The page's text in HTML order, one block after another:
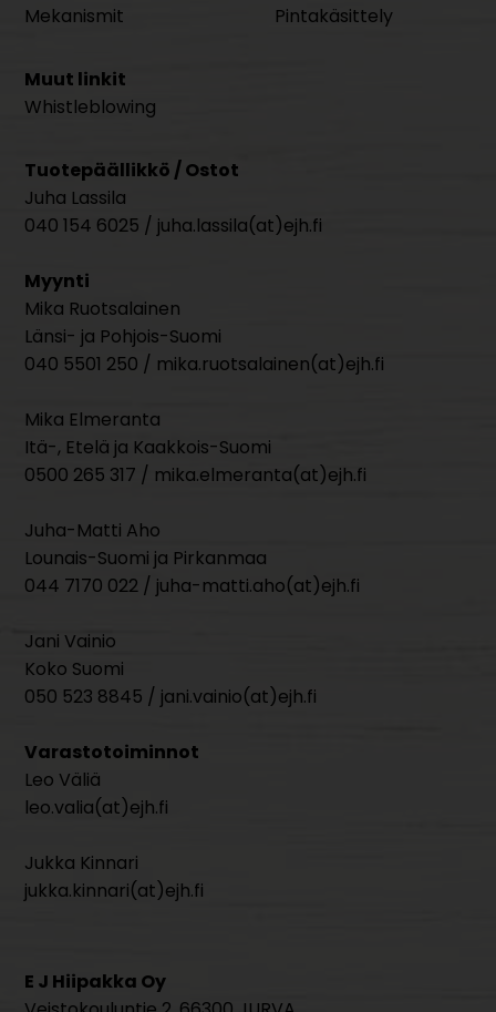
Mekanismit
Pintakäsittely
Muut linkit
Whistleblowing
Tuotepäällikkö / Ostot
Juha Lassila
040 154 6025 / juha.lassila(at)ejh.fi
Myynti
Mika Ruotsalainen
Länsi- ja Pohjois-Suomi
040 5501 250 / mika.ruotsalainen(at)ejh.fi
Mika Elmeranta
Itä-, Etelä ja Kaakkois-Suomi
0500 265 317 / mika.elmeranta(at)ejh.fi
Juha-Matti Aho
Lounais-Suomi ja Pirkanmaa
044 7170 022 / juha-matti.aho(at)ejh.fi
Jani Vainio
Koko Suomi
050 523 8845 / jani.vainio(at)ejh.fi
Varastotoiminnot
Leo Väliä
leo.valia(at)ejh.fi
Jukka Kinnari
jukka.kinnari(at)ejh.fi
E J Hiipakka Oy